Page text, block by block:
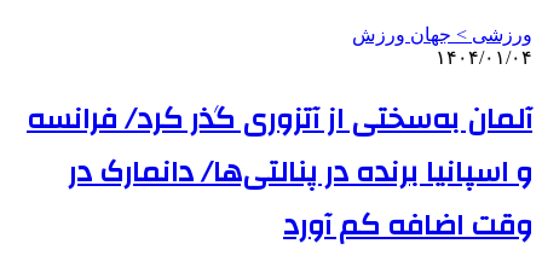
ورزشی > جهان ورزش
۱۴۰۴/۰۱/۰۴
آلمان به‌سختی از آتزوری گذر کرد/ فرانسه
و اسپانیا برنده در پنالتی‌ها/ دانمارک در
وقت‌ اضافه کم آورد